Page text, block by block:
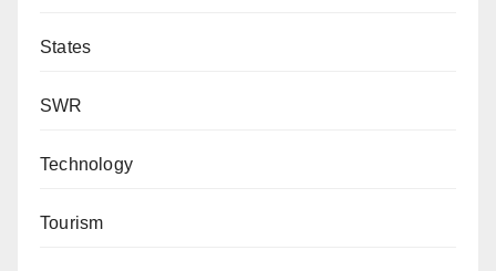
States
SWR
Technology
Tourism